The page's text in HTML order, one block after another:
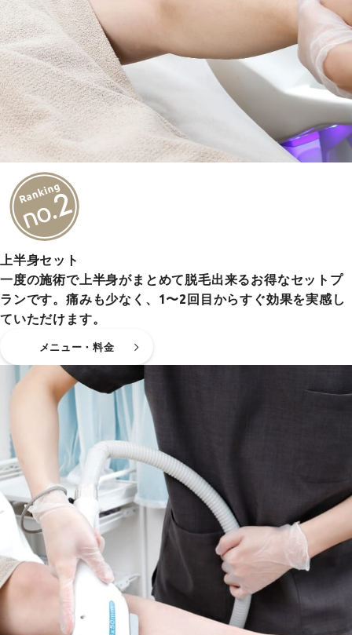
上半身セット
一度の施術で上半身がまとめて脱毛出来るお得なセットプ
ランです。痛みも少なく、1〜2回目からすぐ効果を実感し
ていただけます。
メニュー・料金